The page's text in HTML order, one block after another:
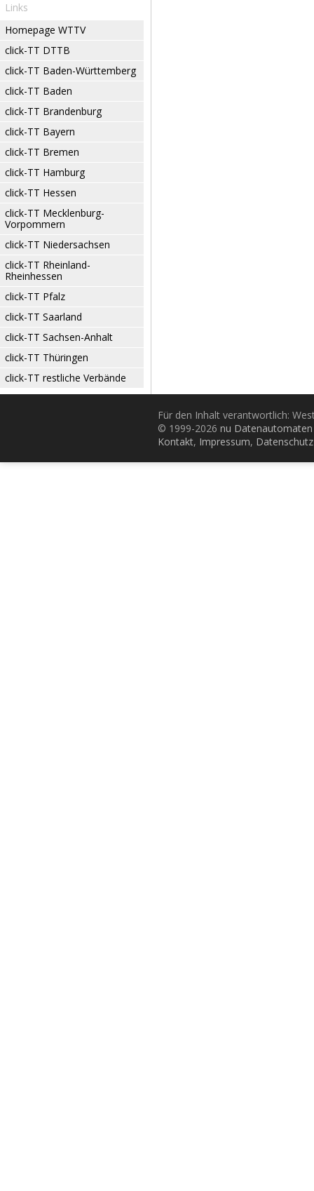
Links
Homepage WTTV
click-TT DTTB
click-TT Baden-Württemberg
click-TT Baden
click-TT Brandenburg
click-TT Bayern
click-TT Bremen
click-TT Hamburg
click-TT Hessen
click-TT Mecklenburg-
Vorpommern
click-TT Niedersachsen
click-TT Rheinland-
Rheinhessen
click-TT Pfalz
click-TT Saarland
click-TT Sachsen-Anhalt
click-TT Thüringen
click-TT restliche Verbände
Für den Inhalt verantwortlich:
© 1999-2026 nu
Kontakt, Impressum, Datenschutz